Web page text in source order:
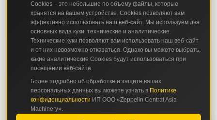
Cookies – это небольшие по объему файлы, которые
хранятся на вашем устройстве. Cookies позволяют вам
эффективно использовать наш веб-сайт. Мы используем два
основных вида куки: технические и аналитические.
Технические куки позволяют вам использовать наш веб-сайт
и от них невозможно отказаться. Однако вы можете выбрать,
какие аналитические Cookies будут использоваться при
посещении веб-сайта.
Более подробно об обработке и защите ваших
персональных данных вы можете узнать в Политике
конфиденциальности ИП ООО «Zeppelin Central Asia
Machinery».